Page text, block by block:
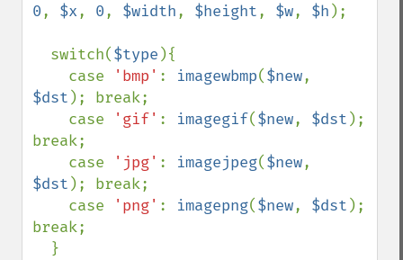
0, $x, 0, $width, $height, $w, $h );
  switch(
$type ){
    case
'bmp' : imagewbmp($new
$dst ); break;
    case
'gif' : imagegif($new, $dst );
break;
    case
'jpg' : imagejpeg($new
$dst ); break;
    case
'png' : imagepng($new, $dst );
break;